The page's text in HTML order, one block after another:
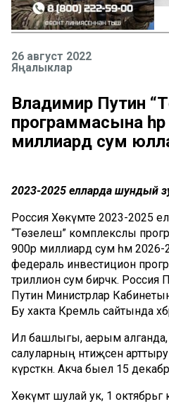
26 август 2022
Яңалыклар
Владимир Путин
программасына һәр
миллиард сум
2023-2025 елларда шундый
Россия Хөкүмәте 2023-2025
“Төзелеш” комплекслы
900әр миллиард сум һәм
федераль инвестицион
триллион сум бирәчәк.
Путин Министрлар
Бу хакта Кремль cайтында
Ил башлыгы, аерым
салуларның нәтиҗәсен
күрсәткән. Акча быел 15
Хөкүмәт шулай ук, 1 октябрьгә